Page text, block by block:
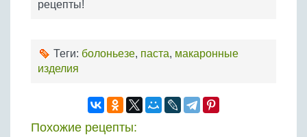
рецепты!
Теги: болоньезе, паста, макаронные
изделия
Похожие рецепты: